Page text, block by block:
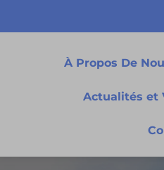
À Propos De
Actualités et